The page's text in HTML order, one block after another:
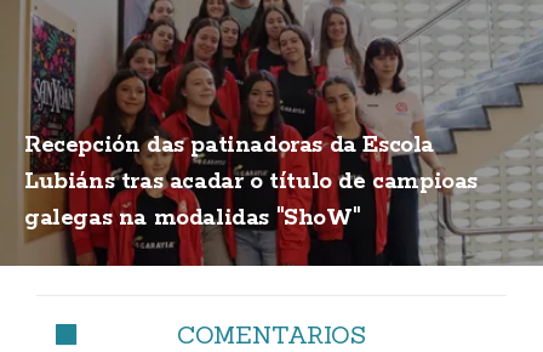
Recepción das patinadoras da Escola
Lubiáns tras acadar o título de campioas
galegas na modalidas "ShoW"
COMENTARIOS